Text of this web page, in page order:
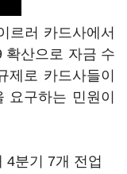
르러 카드사에서
확산으로 자금 수
로 카드사들이
구하는 민원이
4분기 7개 전업